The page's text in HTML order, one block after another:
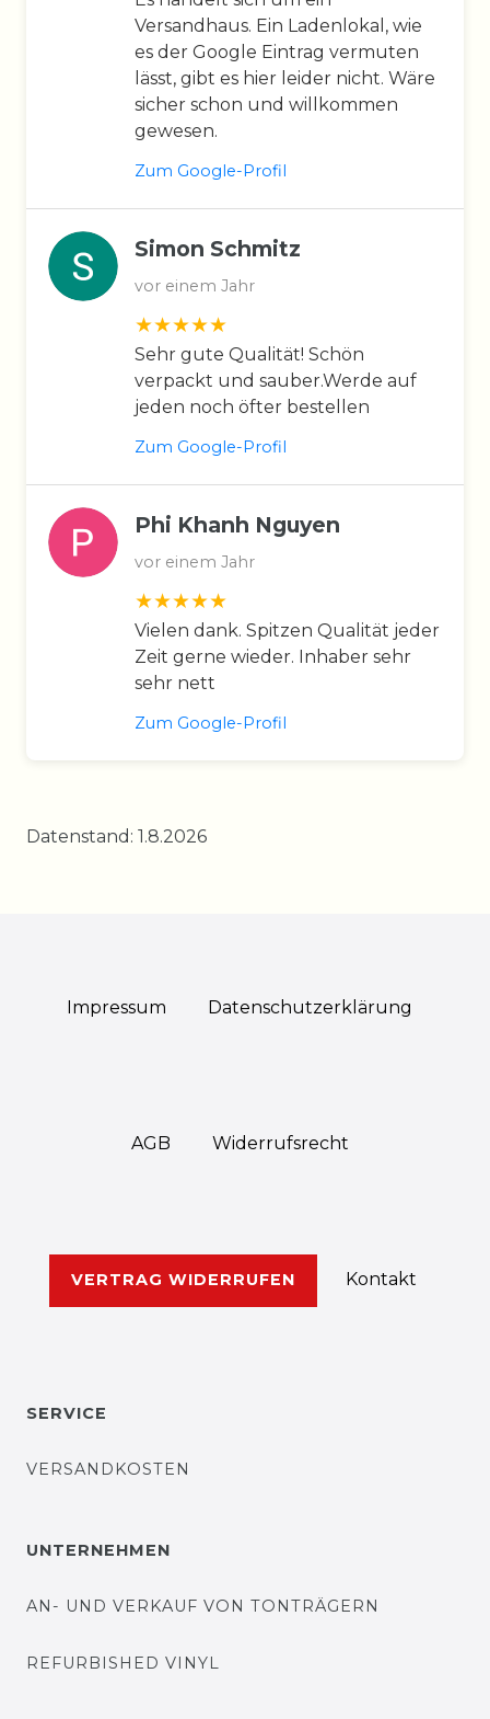
Versandhaus. Ein Ladenlokal, wie
es der Google Eintrag vermuten
lässt, gibt es hier leider nicht. Wäre
sicher schon und willkommen
gewesen.
Zum Google-Profil
Simon Schmitz
vor einem Jahr
Sehr gute Qualität! Schön
verpackt und sauber.Werde auf
jeden noch öfter bestellen
Zum Google-Profil
Phi Khanh Nguyen
vor einem Jahr
Vielen dank. Spitzen Qualität jeder
Zeit gerne wieder. Inhaber sehr
sehr nett
Zum Google-Profil
Datenstand: 1.8.2026
Impressum Daten­schutz­erklärung
AGB Widerrufs­recht
VERTRAG WIDERRUFEN Kontakt
SERVICE
VERSANDKOSTEN
UNTERNEHMEN
AN- UND VERKAUF VON TONTRÄGERN
REFURBISHED VINYL